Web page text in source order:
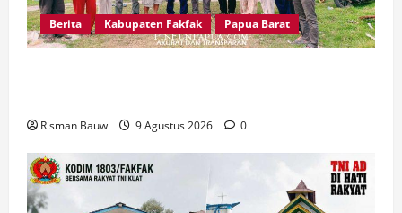
Berita Kabupaten Fakfak Papua Barat
Risman Bauw 9 Agustus 2026 0